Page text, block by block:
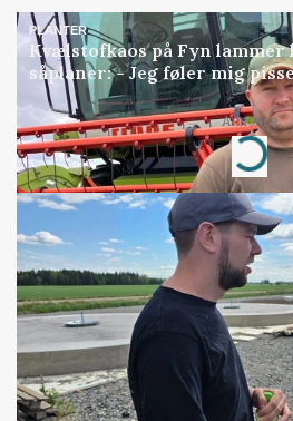
PLANTER
Kvælstofkaos på Fyn
såplaner: - Jeg føler mig
Annonce
Loading...